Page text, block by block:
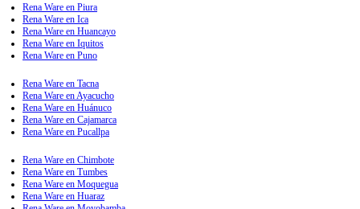
Rena Ware en Piura
Rena Ware en Ica
Rena Ware en Huancayo
Rena Ware en Iquitos
Rena Ware en Puno
Rena Ware en Tacna
Rena Ware en Ayacucho
Rena Ware en Huánuco
Rena Ware en Cajamarca
Rena Ware en Pucallpa
Rena Ware en Chimbote
Rena Ware en Tumbes
Rena Ware en Moquegua
Rena Ware en Huaraz